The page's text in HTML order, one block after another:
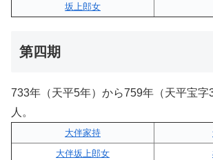
坂上郎女
第四期
733年（天平5年）から759年（天平宝字
人。
大伴家持
大伴坂上郎女